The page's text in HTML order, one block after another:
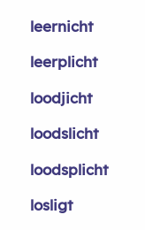
leernicht
leerplicht
loodjicht
loodslicht
loodsplicht
losligt